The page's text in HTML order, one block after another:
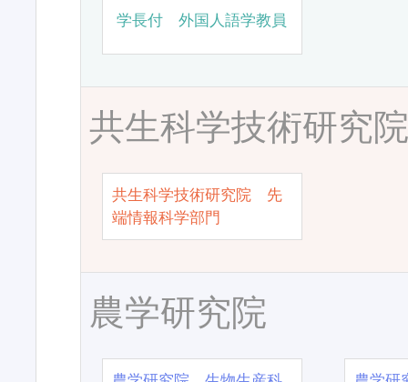
学長付 外国人語学教員
共生科学技術研究
共生科学技術研究院 先
端情報科学部門
農学研究院